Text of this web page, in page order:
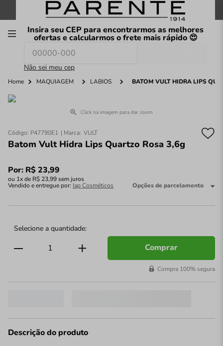
FRETE GRÁTIS nas compras a partir de R$199
Insira seu CEP para encontrarmos as melhores
ofertas e calcularmos o frete mais rápido 😍
Não sei meu cep
O que você procura hoje?
Home MAQUIAGEM LÁBIOS BATOM VULT HIDRA LIPS
Click na imagem para dar zoom
Código: P47790E1 VULT
Batom Vult Hidra Lips Quartzo Rosa 3,6g
Por: R$ 23,99
ou 1x de R$ 23,99sem juros
Vendido e entregue por: Iap Cosméticos Opções de parcelamento
Comprar
Compra 100% segura
Descrição do produto